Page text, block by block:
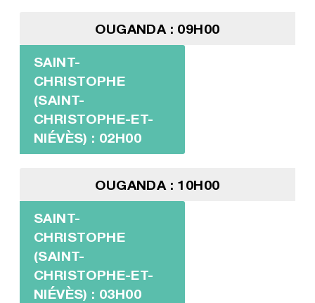
OUGANDA : 09H00
SAINT-
CHRISTOPHE
(SAINT-
CHRISTOPHE-ET-
NIÉVÈS) : 02H00
OUGANDA : 10H00
SAINT-
CHRISTOPHE
(SAINT-
CHRISTOPHE-ET-
NIÉVÈS) : 03H00